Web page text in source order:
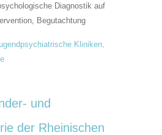
Diagnostik auf
Begutachtung
Kliniken,
und
der Rheinischen